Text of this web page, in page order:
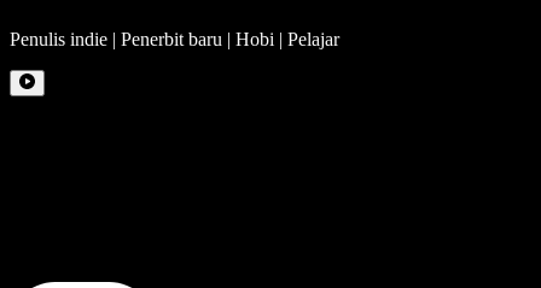
Penulis indie | Penerbit baru | Hobi | Pelajar